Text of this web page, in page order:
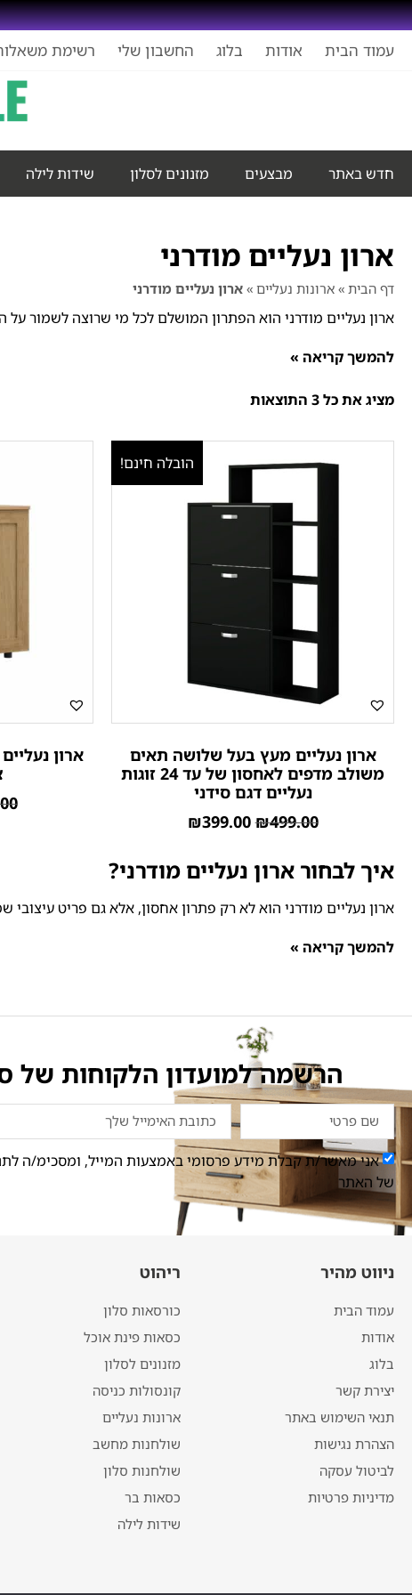
עמוד הבית אודות בלוג החשבון שלי רשימת
חדש באתר מבצעים מזנונים לסלון שידות לילה
ארון נעליים מודרני
דף הבית » ארונות נעליים » ארון נעליים מודרני
ארון נעליים מודרני הוא הפתרון המושלם לכל מי שרוצה לשמור על
להמשך קריאה »
מציג את כל 3 התוצאות
הובלה חינם!
ארון נעליים מעץ בעל שלושה תאים
משולב מדפים לאחסון של עד 24 זוגות
נעליים דגם סידני
₪499.00
₪399.00
ארון
איך לבחור ארון נעליים מודרני?
ארון נעליים מודרני הוא לא רק פתרון אחסון, אלא גם פריט
להמשך קריאה »
הרשמה למועדון הלקוחות של
אני מאשר/ת קבלת מידע פרסומי באמצעות המייל, ומסכימ/ה
של האתר
ניווט מהיר
עמוד הבית
אודות
בלוג
יצירת קשר
תנאי השימוש באתר
הצהרת נגישות
לביטול עסקה
מדיניות פרטיות
ריהוט
כורסאות סלון
כסאות פינת אוכל
מזנונים לסלון
קונסולות כניסה
ארונות נעליים
שולחנות מחשב
שולחנות סלון
כסאות בר
שידות לילה